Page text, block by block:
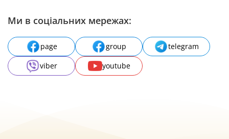
Ми в соціальних мережах:
page group
telegram
viber
youtube